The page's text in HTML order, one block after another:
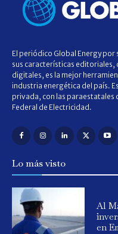
El periódico Global Energy
sus características editoriales,
digitales, es la mejor
industria energética del país.
privada, con las paraestatales
Federal de Electricidad.
Lo más visto
Al
en